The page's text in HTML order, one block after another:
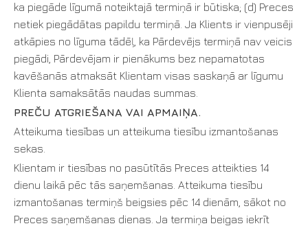
ka piegāde līgumā noteiktajā termiņā ir būtiska; (d) Preces
netiek piegādātas papildu termiņā. Ja Klients ir vienpusēji
atkāpies no līguma tādēļ, ka Pārdevējs termiņā nav veicis
piegādi, Pārdevējam ir pienākums bez nepamatotas
kavēšanās atmaksāt Klientam visas saskaņā ar līgumu
Klienta samaksātās naudas summas.
PREČU ATGRIEŠANA VAI APMAIŅA.
Atteikuma tiesības un atteikuma tiesību izmantošanas
sekas.
Klientam ir tiesības no pasūtītās Preces atteikties 14
dienu laikā pēc tās saņemšanas. Atteikuma tiesību
izmantošanas termiņš beigsies pēc 14 dienām, sākot no
Preces saņemšanas dienas. Ja termiņa beigas iekrīt